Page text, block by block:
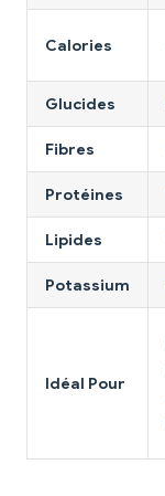
Calories
Glucides
Fibres
Protéines
Lipides
Potassium
Idéal Pour